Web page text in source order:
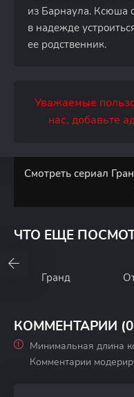
из Барнаула. Ксюша
в надежде
ее родственник.
Уважаемые
нас, добавьте
Смотреть сериал
ЧТО ЕЩЕ
Гранд
КОММЕНТАРИИ
Минимальная длина
Комментарии